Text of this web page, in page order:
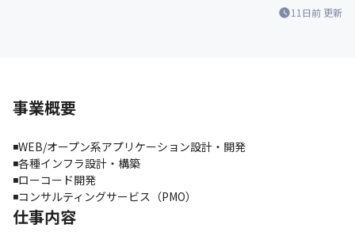
11日前 更新
事業概要
◾️WEB/オープン系アプリケーション設計・開発
◾️各種インフラ設計・構築
◾️ローコード開発
◾️コンサルティングサービス（PMO）
仕事内容